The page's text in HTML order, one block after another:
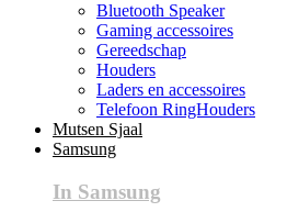
Bluetooth Speaker
Gaming accessoires
Gereedschap
Houders
Laders en accessoires
Telefoon RingHouders
Mutsen Sjaal
Samsung
In Samsung